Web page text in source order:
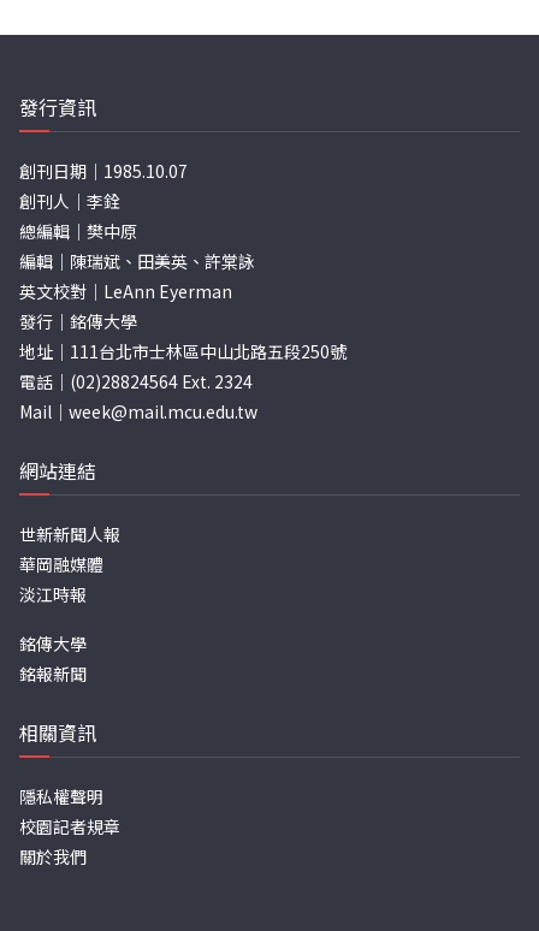
發行資訊
創刊日期｜1985.10.07
創刊人｜李銓
總編輯｜樊中原
編輯｜陳瑞斌、田美英、許棠詠
英文校對｜LeAnn Eyerman
發行｜銘傳大學
地址｜111台北市士林區中山北路五段250號
電話｜(02)28824564 Ext. 2324
Mail｜ week@mail.mcu.edu.tw
網站連結
世新新聞人報
華岡融媒體
淡江時報
銘傳大學
銘報新聞
相關資訊
隱私權聲明
校園記者規章
關於我們